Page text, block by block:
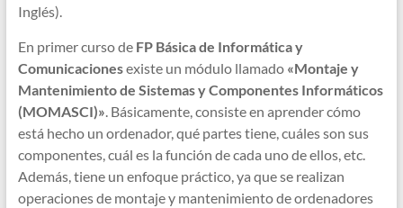
Inglés).
En primer curso de FP Básica de Informática y
Comunicacionesexiste un módulo llamado «Montaje y
Mantenimiento de Sistemas y Componentes Informáticos
(MOMASCI)». Básicamente, consiste en aprender cómo
está hecho un ordenador, qué partes tiene, cuáles son sus
componentes, cuál es la función de cada uno de ellos, etc.
Además, tiene un enfoque práctico, ya que se realizan
operaciones de montaje y mantenimiento de ordenadores